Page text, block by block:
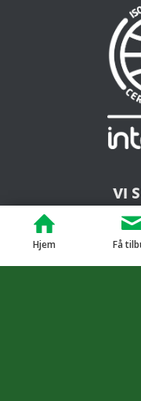
VI
Hjem Få